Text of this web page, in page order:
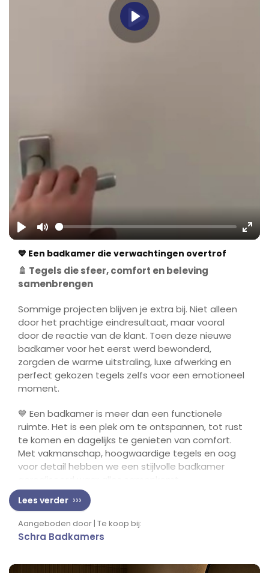
Play Mute
Play
💙 Een badkamer die verwachtingen overtrof
🚿 Tegels die sfeer, comfort en beleving
samenbrengen
Sommige projecten blijven je extra bij. Niet alleen
door het prachtige eindresultaat, maar vooral
door de reactie van de klant. Toen deze nieuwe
badkamer voor het eerst werd bewonderd,
zorgden de warme uitstraling, luxe afwerking en
perfect gekozen tegels zelfs voor een emotioneel
moment.
💙 Een badkamer is meer dan een functionele
ruimte. Het is een plek om te ontspannen, tot rust
te komen en dagelijks te genieten van comfort.
Met vakmanschap, hoogwaardige tegels en oog
voor detail hebben we een stijlvolle badkamer
✨ Trots op het resultaat, dankbaar voor het
vertrouwen en blij dat we weer een
droombadkamer werkelijkheid mochten maken.
Lees verder
Aangeboden door | Te koop bij:
Schra Badkamers